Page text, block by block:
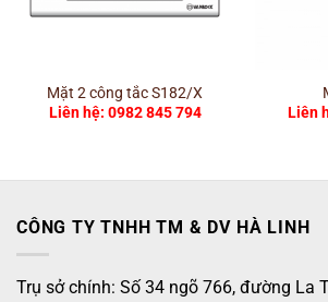
Mặt 2 công tắc S182/X
Liên hệ: 0982 845 794
Liên
CÔNG TY TNHH TM & DV HÀ LINH
Trụ sở chính: Số 34 ngõ 766, đường La